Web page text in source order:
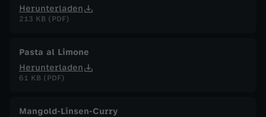
Herunterladen
213 KB (PDF)
Pasta al Limone
Herunterladen
61 KB (PDF)
Mangold-Linsen-Curry